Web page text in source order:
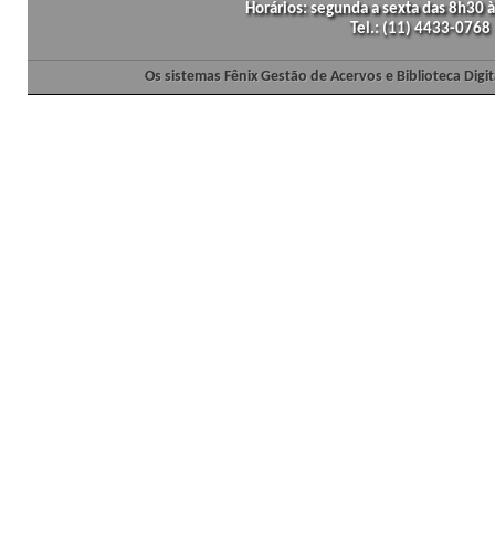
Horários: segunda a sexta das
Tel.: (11) 4433-
Os sistemas Fênix Gestão de Acervos e Biblioteca